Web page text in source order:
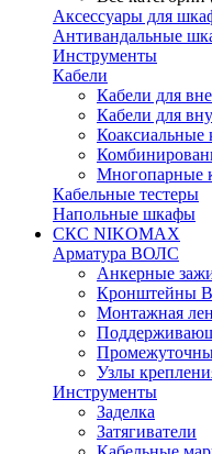
Аксессуары для
Антивандальные
Инструменты
Кабели
Кабели для
Кабели для
Коаксиальные
Многопарные
Кабельные тестеры
Напольные шкафы
СКС NIKOMAX
Арматура ВОЛС
Анкерные
Кронштейны
Монтажная
Узлы
Инструменты
Заделка
Затягиватели